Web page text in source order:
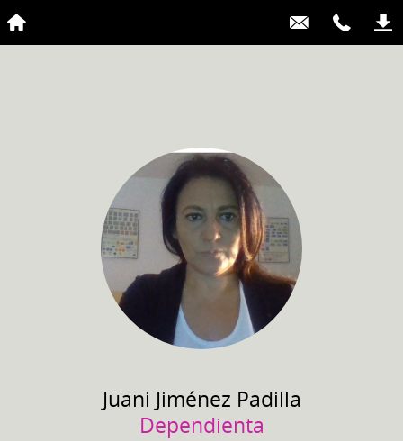
Juani Jiménez Padilla
Dependienta